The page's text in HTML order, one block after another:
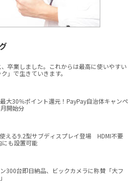
卒業しました。これからは最高に使いやすい
」で生きていきます。
最大30％ポイント還元！PayPay自治体キャンペ
開始分
える9.2型サブディスプレイ登場 HDMI不要
も設置可能
300台即日納品、ビックカメラに称賛「大フ